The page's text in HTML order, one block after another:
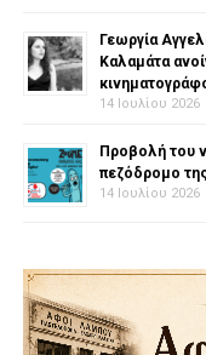
Γεωργία
Καλαμάτα
14 Ιουλίου 2026
Προβολή του
πεζόδρομο
14 Ιουλίου 2026